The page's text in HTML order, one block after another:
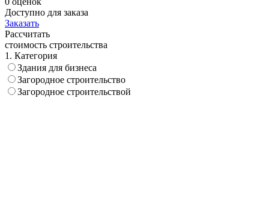
Доступно для заказа
Заказать
Рассчитать
стоимость строительства
1. Категория
Здания для бизнеса
Загородное строительство
Загородное строительствой